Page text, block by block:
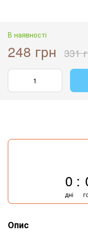
В наявності
248 грн 331
0
дні
Опис